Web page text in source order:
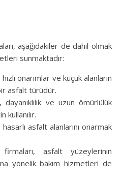
aşağıdakiler de dahil olmak
sunmaktadır:
onarımlar ve küçük alanların
asfalt türüdür.
ve uzun ömürlülük
asfalt alanlarını onarmak
asfalt yüzeylerinin
yönelik bakım hizmetleri de